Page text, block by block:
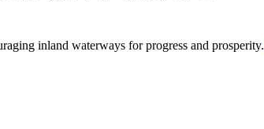
inland waterways for progress and prosperity.